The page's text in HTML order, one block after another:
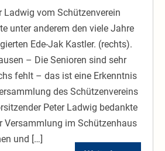
Ladwig vom Schützenverein
unter anderem den viele Jahre
Ede-Jak Kastler. (rechts).
– Die Senioren sind sehr
fehlt – das ist eine Erkenntnis
des Schützenvereins
Peter Ladwig bedankte
Versammlung im Schützenhaus
und […]